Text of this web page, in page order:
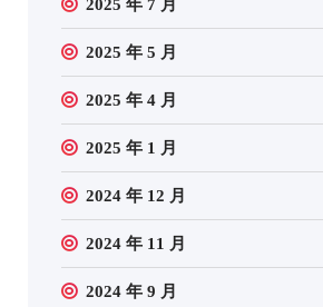
2025 年 7 月
2025 年 5 月
2025 年 4 月
2025 年 1 月
2024 年 12 月
2024 年 11 月
2024 年 9 月